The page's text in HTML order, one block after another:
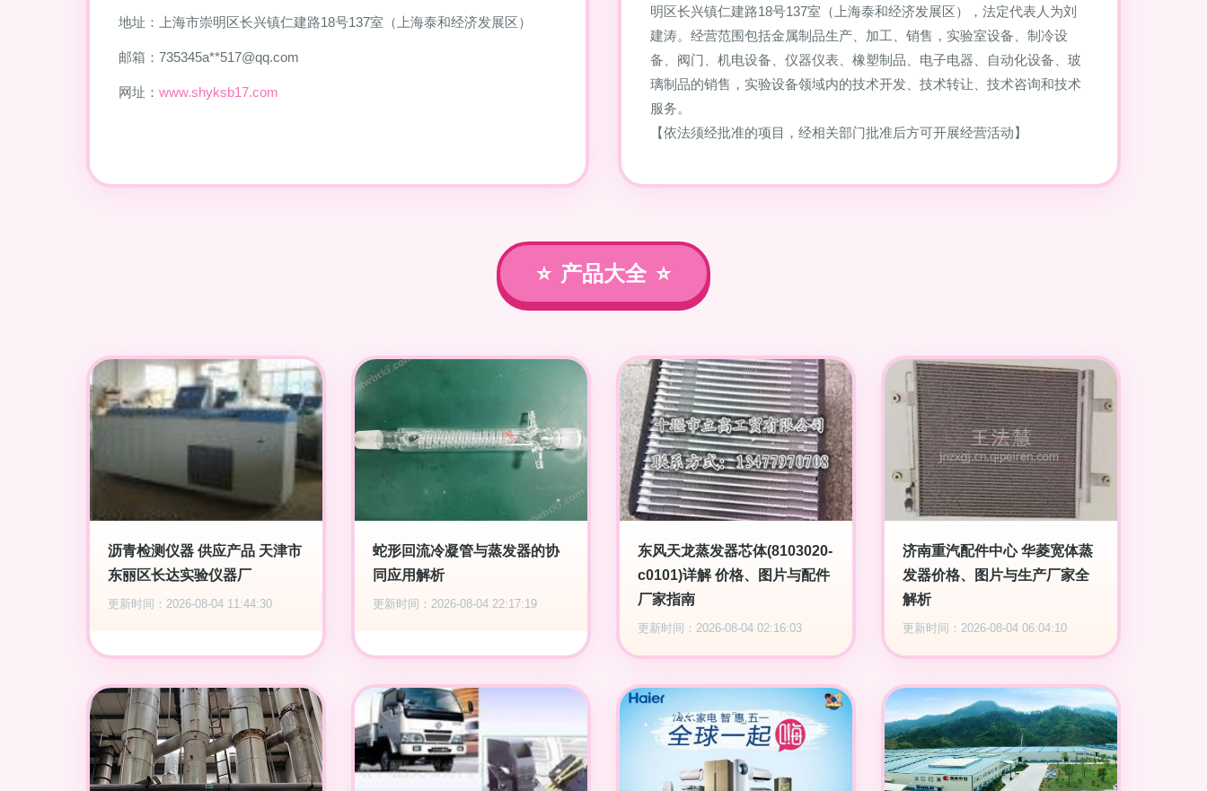
地址：上海市崇明区长兴镇仁建路18号137室（上海泰和经济发展区）
邮箱：735345a**517@qq.com
网址： www.shyksb17.com
明区长兴镇仁建路18号137室（上海泰和经济发展区），法定代表人为刘
建涛。经营范围包括金属制品生产、加工、销售，实验室设备、制冷设
备、阀门、机电设备、仪器仪表、橡塑制品、电子电器、自动化设备、玻
璃制品的销售，实验设备领域内的技术开发、技术转让、技术咨询和技术
服务。
【依法须经批准的项目，经相关部门批准后方可开展经营活动】
产品大全
沥青检测仪器 供应产品 天津市
东丽区长达实验仪器厂
更新时间：2026-08-04 11:44:30
蛇形回流冷凝管与蒸发器的协
同应用解析
更新时间：2026-08-04 22:17:19
东风天龙蒸发器芯体(8103020-
c0101)详解 价格、图片与配件
厂家指南
更新时间：2026-08-04 02:16:03
济南重汽配件中心 华菱宽体蒸
发器价格、图片与生产厂家全
解析
更新时间：2026-08-04 06:04:10